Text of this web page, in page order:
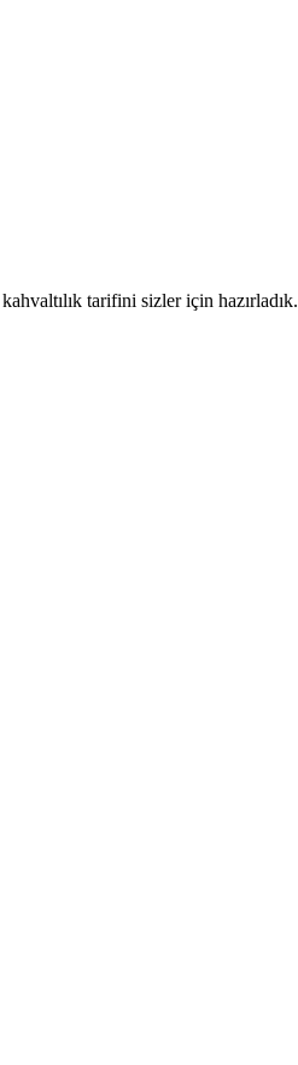
tarifini sizler için hazırladık.